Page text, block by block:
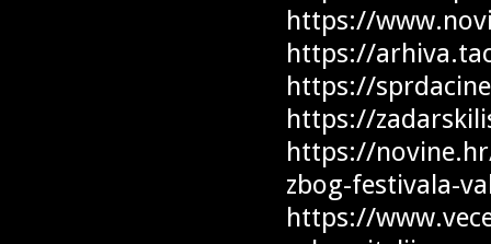
https://
https://
https://
https://
https://
zbog-festivala-
https://